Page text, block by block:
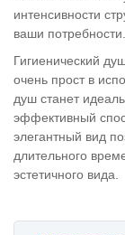
интенсивности
ваши потребности.
Гигиенический
очень прост в
душ станет
эффективный
элегантный вид
длительного
эстетичного вида.